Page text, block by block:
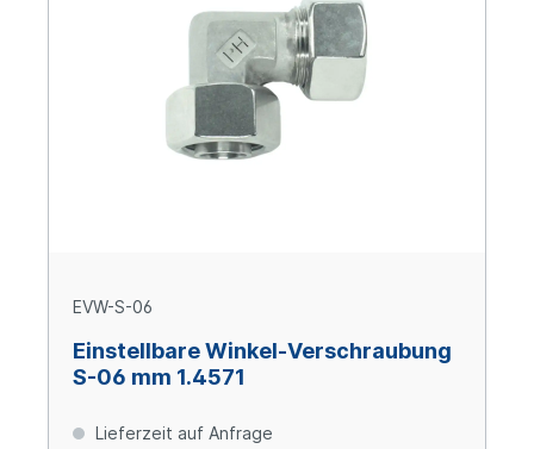
EVW-S-06
Einstellbare Winkel-Verschraubung
S-06 mm 1.4571
Lieferzeit auf Anfrage